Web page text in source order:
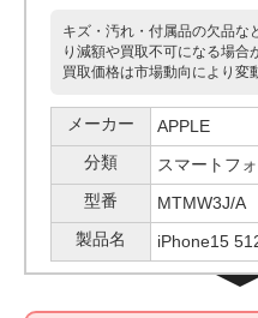
キズ・汚れ・付属品の欠品な
り減額や買取不可になる場合
買取価格は市場動向により変
メーカー
APPLE
分類
スマートフ
型番
MTMW3J/A
製品名
iPhone15